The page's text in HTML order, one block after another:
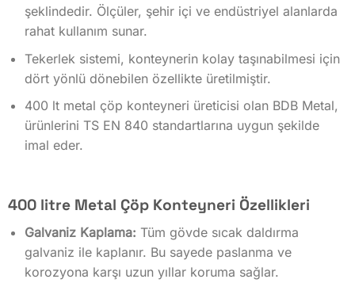
şeklindedir. Ölçüler, şehir içi ve endüstriyel alanlarda
rahat kullanım sunar.
Tekerlek sistemi, konteynerin kolay taşınabilmesi için
dört yönlü dönebilen özellikte üretilmiştir.
400 lt metal çöp konteyneri üreticisi olan BDB Metal,
ürünlerini TS EN 840 standartlarına uygun şekilde
imal eder.
400 litre Metal Çöp Konteyneri Özellikleri
Galvaniz Kaplama: Tüm gövde sıcak daldırma
galvaniz ile kaplanır. Bu sayede paslanma ve
korozyona karşı uzun yıllar koruma sağlar.